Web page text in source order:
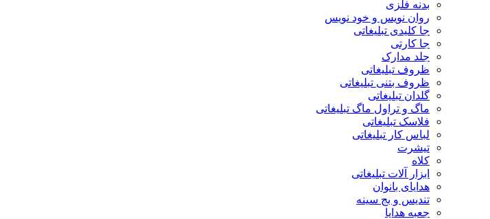
بدنه فلزی
روان نویس و خود نویس
جا کلیدی تبلیغاتی
جا کارتی
جلد مدارک
ظروف تبلیغاتی
ظروف بتنی تبلیغاتی
گلدان تبلیغاتی
ماگ و تراول ماگ تبلیغاتی
فلاسک تبلیغاتی
لباس کار تبلیغاتی
تیشرت
کلاه
ابزار آلات تبلیغاتی
هدایای بانوان
تندیس و بج سینه
جعبه هدایا